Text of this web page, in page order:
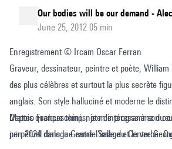
Our bodies will be our demand -
June 25, 2012 05 min
Enregistrement © Ircam Oscar Ferran
Graveur, dessinateur, peintre et poète, William
des plus célèbres et surtout la plus secrète
anglais. Son style halluciné et moderne le
Depuis quelque temps, je m’intéresse à son
perpétuel dialogue entre l’image et le verbe.
Matteo Franceschini, note de programme du
juin 2024 dans la Grande Salle du Centre